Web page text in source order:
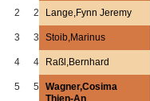
2 2 Lange,Fynn Jeremy
3 3 Stoib,Marinus
4 4 Raßl,Bernhard
5 5
Wagner,Cosima
Thien-An